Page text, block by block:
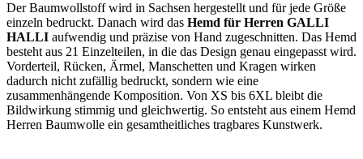
Der Baumwollstoff wird in Sachsen hergestellt und für jede Größe
einzeln bedruckt. Danach wird das Hemd für Herren GALLI
HALLI aufwendig und präzise von Hand zugeschnitten. Das Hemd
besteht aus 21 Einzelteilen, in die das Design genau eingepasst wird.
Vorderteil, Rücken, Ärmel, Manschetten und Kragen wirken
dadurch nicht zufällig bedruckt, sondern wie eine
zusammenhängende Komposition. Von XS bis 6XL bleibt die
Bildwirkung stimmig und gleichwertig. So entsteht aus einem Hemd
Herren Baumwolle ein gesamtheitliches tragbares Kunstwerk.